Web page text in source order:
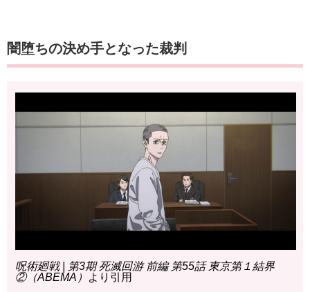
闇堕ちの決め手となった裁判
呪術廻戦 | 第3期 死滅回游 前編 第55話 東京第１結界
②（ABEMA）
より引用